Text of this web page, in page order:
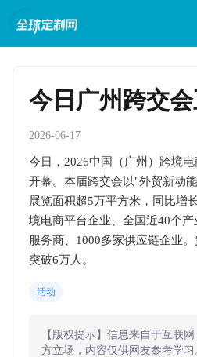
今日广州跨交
2026-06-17
今日，2026中国（广州）跨境
开幕。本届跨交会以"外贸新动
展览面积超5万平方米，同比增
境电商平台企业、全国近40个
服务商、1000多家供应链企业
突破6万人。
活动
【版权提示】信息来自于互联
方立场，内容仅供网友参考学